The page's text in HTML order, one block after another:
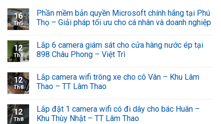
16
Th5
Phần mềm bản quyền Microsoft chính hãng tại Phú
Thọ – Giải pháp tối ưu cho cá nhân và doanh nghiệp
12
Th8
Lắp 6 camera giám sát cho cửa hàng nước ép tại
898 Châu Phong – Việt Trì
12
Th8
Lắp camera wifi trông xe cho cô Vân – Khu Lâm
Thao – TT Lâm Thao
12
Th8
Lắp đặt 1 camera wifi có đi dây cho bác Huân –
Khu Thùy Nhật – TT Lâm Thao